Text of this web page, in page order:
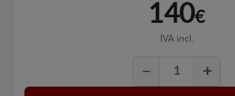
140€
IVA incl.